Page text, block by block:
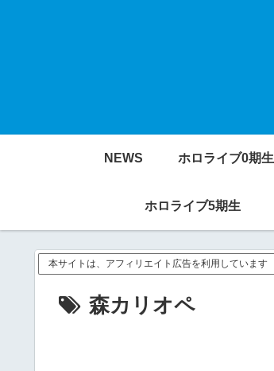
NEWS ホロライブ0期生
ホロライブ5期生
本サイトは、アフィリエイト広告を利用しています
森カリオペ